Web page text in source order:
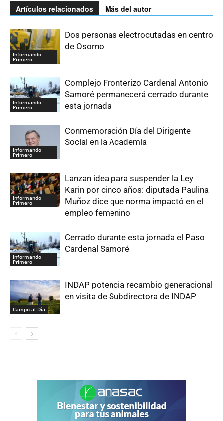
Artículos relacionados Más del autor
Informando
Primero
Dos personas electrocutadas en centro
de Osorno
Informando
Primero
Complejo Fronterizo Cardenal Antonio
Samoré permanecerá cerrado durante
esta jornada
Informando
Primero
Conmemoración Día del Dirigente
Social en la Academia
Informando
Primero
Lanzan idea para suspender la Ley
Karin por cinco años: diputada Paulina
Muñoz dice que norma impactó en el
empleo femenino
Informando
Primero
Cerrado durante esta jornada el Paso
Cardenal Samoré
Campo al Día
INDAP potencia recambio generacional
en visita de Subdirectora de INDAP